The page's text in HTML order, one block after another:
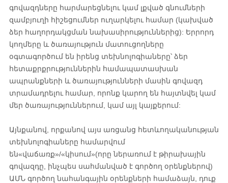
գովազդները հարմարեցնելու կամ լքված գնումների
զամբյուղի հիշեցումներ ուղարկելու համար (կախված
ձեր հաղորդակցման նախասիրություններից): Երրորդ
կողմերը և ծառայություն մատուցողները
օգտագործում են իրենց տեխնոլոգիաները՝ ձեր
հետաքրքրություններին համապատասխան
ապրանքների և ծառայությունների մասին գովազդ
տրամադրելու համար, որոնք կարող են հայտնվել կամ
մեր ծառայություններում, կամ այլ կայքերում:
Այնքանով, որքանով այս առցանց հետևողականության
տեխնոլոգիաները համարվում
են«վաճառք»/«կիսում»(որը ներառում է թիրախային
գովազդը, ինչպես սահմանված է գործող օրենքներով)
ԱՄՆ գործող նահանգային օրենքների համաձայն, դուք